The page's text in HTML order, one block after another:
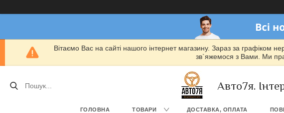
Вітаємо Вас на сайті нашого інтернет магазину. Зараз за графіком
зв`яжемося з Вами. Ми
Авто7я.
ГОЛОВНА ТОВАРИ ДОСТАВКА, ОПЛАТА